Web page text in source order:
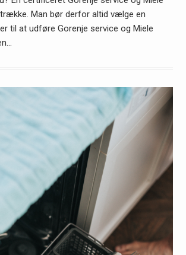
Man bør derfor altid vælge en
til at udføre Gorenje service og Miele